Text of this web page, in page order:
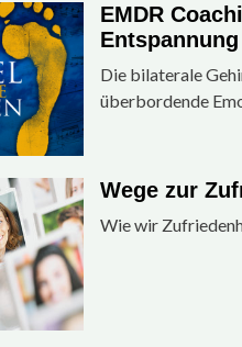
EMDR
Entspannung
Die bilaterale
überbordende
Wege zur
Wie wir